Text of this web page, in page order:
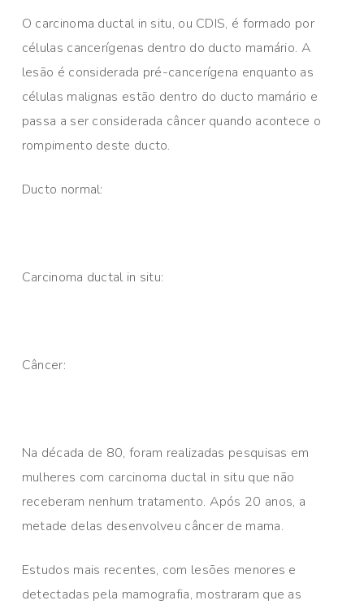
O carcinoma ductal in situ, ou CDIS, é formado por
células cancerígenas dentro do ducto mamário. A
lesão é considerada pré-cancerígena enquanto as
células malignas estão dentro do ducto mamário e
passa a ser considerada câncer quando acontece o
rompimento deste ducto.
Ducto normal:
Carcinoma ductal in situ:
Câncer:
Na década de 80, foram realizadas pesquisas em
mulheres com carcinoma ductal in situ que não
receberam nenhum tratamento. Após 20 anos, a
metade delas desenvolveu câncer de mama.
Estudos mais recentes, com lesões menores e
detectadas pela mamografia, mostraram que as